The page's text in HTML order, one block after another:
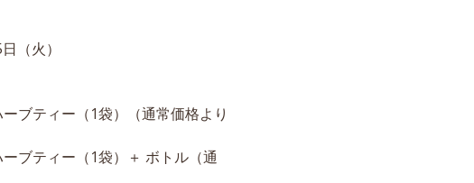
（火）
ブティー（1袋）（通常価格より
ブティー（1袋）＋ ボトル（通